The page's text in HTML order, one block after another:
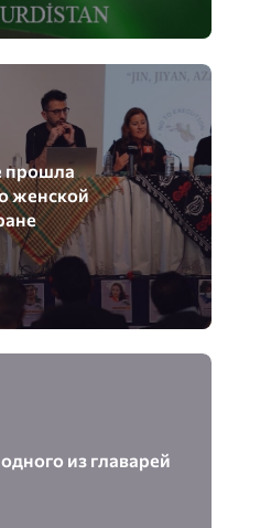
прошла
женской
из главарей